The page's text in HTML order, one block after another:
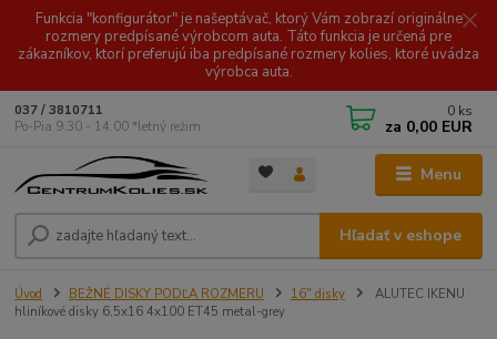
Funkcia "konfigurátor" je našeptávač, ktorý Vám zobrazí originálne
rozmery predpísané výrobcom auta. Táto funkcia je určená pre
zákazníkov, ktorí preferujú iba predpísané rozmery kolies, ktoré uvádza
výrobca auta.
Menu
Hľadať v eshope
037 / 3810711
Po-Pia 9.30 - 14.00 *letný režim
0 ks
za 0,00 EUR
Úvod BEŽNÉ DISKY PODĽA ROZMERU 16" disky
ALUTEC IKENU
hliníkové disky 6,5x16 4x100 ET45 metal-grey